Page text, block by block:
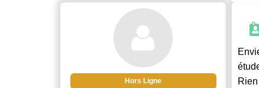
Hors Ligne